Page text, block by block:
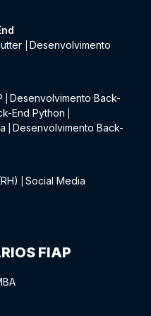
Desenvolvimento
Desenvolvimento Back-
End Python
Desenvolvimento Back-
Social Media
FIAP